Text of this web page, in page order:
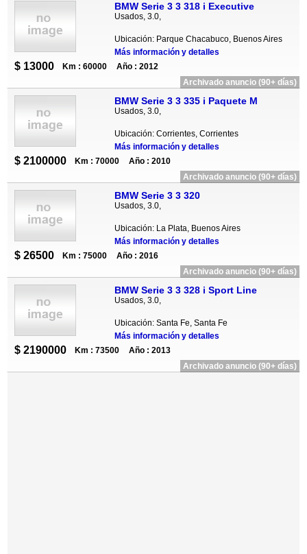
BMW Serie 3 3 318 i Executive
Usados, 3.0,
Ubicación: Parque Chacabuco, Buenos Aires
Más información y detalles
$ 13000 Km : 60000
Año : 2012
Archivado anuncio (90+ días)
BMW Serie 3 3 335 i Paquete M
Usados, 3.0,
Ubicación: Corrientes, Corrientes
Más información y detalles
$ 2100000 Km : 70000
Año : 2010
Archivado anuncio (90+ días)
BMW Serie 3 3 320
Usados, 3.0,
Ubicación: La Plata, Buenos Aires
Más información y detalles
$ 26500 Km : 75000
Año : 2016
Archivado anuncio (90+ días)
BMW Serie 3 3 328 i Sport Line
Usados, 3.0,
Ubicación: Santa Fe, Santa Fe
Más información y detalles
$ 2190000 Km : 73500
Año : 2013
Archivado anuncio (90+ días)